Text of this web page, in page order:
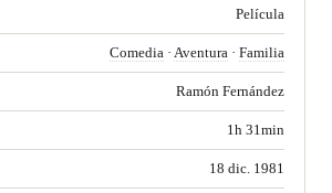
Película
Comedia · Aventura · Familia
Ramón Fernández
1h 31min
18 dic. 1981